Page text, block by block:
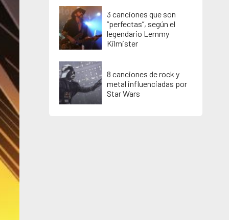
3 canciones que son
“perfectas”, según el
legendario Lemmy
Kilmister
8 canciones de rock y
metal influenciadas por
Star Wars